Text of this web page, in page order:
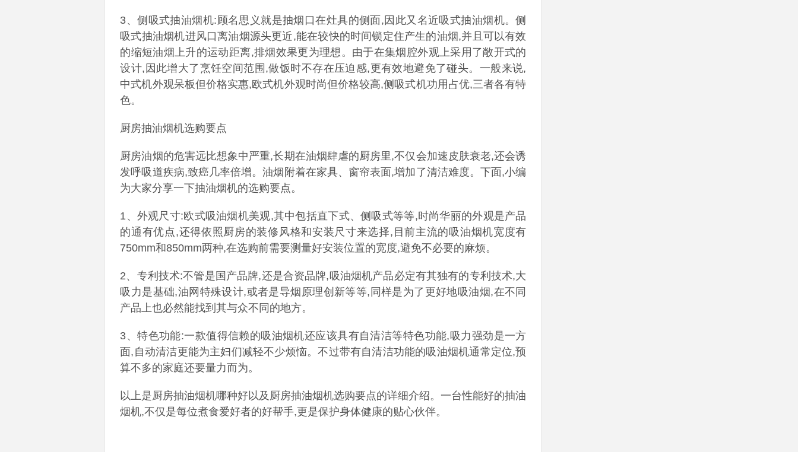
3、侧吸式抽油烟机:顾名思义就是抽烟口在灶具的侧面,因此又名近吸式抽油烟机。侧
吸式抽油烟机进风口离油烟源头更近,能在较快的时间锁定住产生的油烟,并且可以有效
的缩短油烟上升的运动距离,排烟效果更为理想。由于在集烟腔外观上采用了敞开式的
设计,因此增大了烹饪空间范围,做饭时不存在压迫感,更有效地避免了碰头。一般来说,
中式机外观呆板但价格实惠,欧式机外观时尚但价格较高,侧吸式机功用占优,三者各有特
色。
厨房抽油烟机选购要点
厨房油烟的危害远比想象中严重,长期在油烟肆虐的厨房里,不仅会加速皮肤衰老,还会诱
发呼吸道疾病,致癌几率倍增。油烟附着在家具、窗帘表面,增加了清洁难度。下面,小编
为大家分享一下抽油烟机的选购要点。
1、外观尺寸:欧式吸油烟机美观,其中包括直下式、侧吸式等等,时尚华丽的外观是产品
的通有优点,还得依照厨房的装修风格和安装尺寸来选择,目前主流的吸油烟机宽度有
750mm和850mm两种,在选购前需要测量好安装位置的宽度,避免不必要的麻烦。
2、专利技术:不管是国产品牌,还是合资品牌,吸油烟机产品必定有其独有的专利技术,大
吸力是基础,油网特殊设计,或者是导烟原理创新等等,同样是为了更好地吸油烟,在不同
产品上也必然能找到其与众不同的地方。
3、特色功能:一款值得信赖的吸油烟机还应该具有自清洁等特色功能,吸力强劲是一方
面,自动清洁更能为主妇们减轻不少烦恼。不过带有自清洁功能的吸油烟机通常定位,预
算不多的家庭还要量力而为。
以上是厨房抽油烟机哪种好以及厨房抽油烟机选购要点的详细介绍。一台性能好的抽油
烟机,不仅是每位煮食爱好者的好帮手,更是保护身体健康的贴心伙伴。